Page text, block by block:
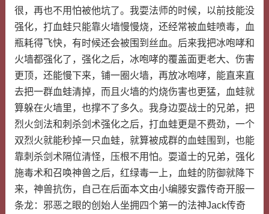
很，再也不用怕被他坑了。我耍法师的时候，以前技能没
强化，打血蛙只能靠火墙慢慢烧，还经常被血蛙喷毒，血
瓶耗得飞快，有时候还会被围到丝血。后来我把冰咆哮和
火墙都强化了，强化之后，冰咆哮的覆盖面更老大、伤害
更顶，还能慢下来，铺一圈火墙，再放冰咆哮，能直来直
去把一群血蛙清掉，而且火墙的灼烧伤害也更猛，血蛙就
算躲在火墙里，也撑不了多久。我身边耍战士的兄弟，把
烈火剑法和刺杀剑术强化之后，打血蛙更是不费劲，一个
双烈火就能秒掉一只血蛙，就算被成群的血蛙围到，也能
靠刺杀剑术隔位清怪，压根不用怕。耍道士的兄弟，强化
施毒术和召唤神兽之后，红绿毒一上，血蛙的防御就降下
来，神兽抗伤，自己在后面本文由小编滕安露传奇开服一
条龙：邪恶之眼的创始人坐拥四个第一的法神Jack传奇